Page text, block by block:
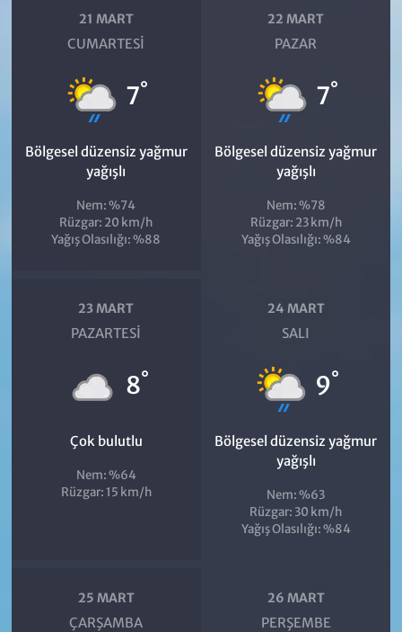
21 MART
CUMARTESI
7°
Bölgesel düzensiz yağmur
yağışlı
Nem: %74
Rüzgar: 20 km/h
Yağış Olasılığı: %88
22 MART
PAZAR
7°
Bölgesel düzensiz yağmur
yağışlı
Nem: %78
Rüzgar: 23 km/h
Yağış Olasılığı: %84
23 MART
PAZARTESI
8°
Çok bulutlu
Nem: %64
Rüzgar: 15 km/h
24 MART
SALI
9°
Bölgesel düzensiz yağmur
yağışlı
Nem: %63
Rüzgar: 30 km/h
Yağış Olasılığı: %84
25 MART
ÇARŞAMBA
26 MART
PERŞEMBE